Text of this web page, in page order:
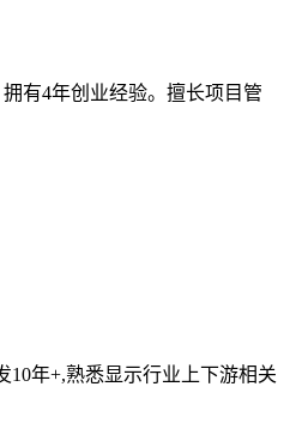
有4年创业经验。擅长项目管
10年+,熟悉显示行业上下游相关